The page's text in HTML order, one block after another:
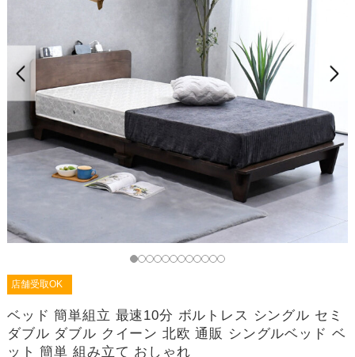
店舗受取OK
ベッド 簡単組立 最速10分 ボルトレス シングル セミ
ダブル ダブル クイーン 北欧 通販 シングルベッド ベ
ット 簡単 組み立て おしゃれ